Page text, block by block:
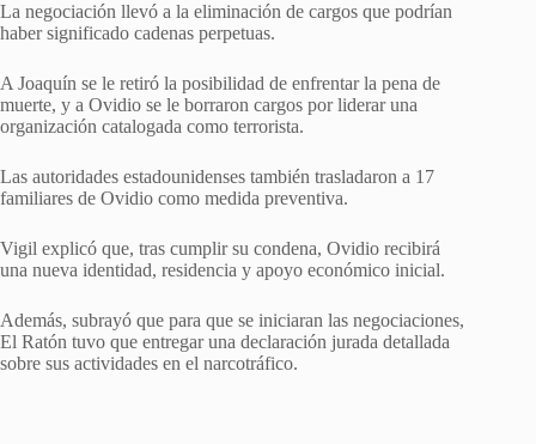
La negociación llevó a la eliminación de cargos que podrían
haber significado cadenas perpetuas.
A Joaquín se le retiró la posibilidad de enfrentar la pena de
muerte, y a Ovidio se le borraron cargos por liderar una
organización catalogada como terrorista.
Las autoridades estadounidenses también trasladaron a 17
familiares de Ovidio como medida preventiva.
Vigil explicó que, tras cumplir su condena, Ovidio recibirá
una nueva identidad, residencia y apoyo económico inicial.
Además, subrayó que para que se iniciaran las negociaciones,
El Ratón tuvo que entregar una declaración jurada detallada
sobre sus actividades en el narcotráfico.